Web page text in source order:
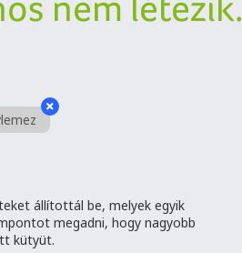
állítottál be, melyek egyik
megadni, hogy nagyobb
kütyüt.